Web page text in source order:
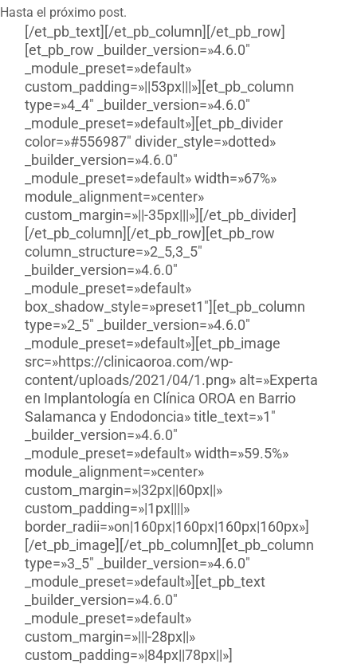
Hasta el próximo post.
[/et_pb_text][/et_pb_column][/et_pb_row]
[et_pb_row _builder_version=»4.6.0″
_module_preset=»default»
custom_padding=»||53px|||»][et_pb_column
type=»4_4″ _builder_version=»4.6.0″
_module_preset=»default»][et_pb_divider
color=»#556987″ divider_style=»dotted»
_builder_version=»4.6.0″
_module_preset=»default» width=»67%»
module_alignment=»center»
custom_margin=»||-35px|||»][/et_pb_divider]
[/et_pb_column][/et_pb_row][et_pb_row
column_structure=»2_5,3_5″
_builder_version=»4.6.0″
_module_preset=»default»
box_shadow_style=»preset1″][et_pb_column
type=»2_5″ _builder_version=»4.6.0″
_module_preset=»default»][et_pb_image
src=»https://clinicaoroa.com/wp-
content/uploads/2021/04/1.png» alt=»Experta
en Implantología en Clínica OROA en Barrio
Salamanca y Endodoncia» title_text=»1″
_builder_version=»4.6.0″
_module_preset=»default» width=»59.5%»
module_alignment=»center»
custom_margin=»|32px||60px||»
custom_padding=»|1px||||»
border_radii=»on|160px|160px|160px|160px»]
[/et_pb_image][/et_pb_column][et_pb_column
type=»3_5″ _builder_version=»4.6.0″
_module_preset=»default»][et_pb_text
_builder_version=»4.6.0″
_module_preset=»default»
custom_margin=»|||-28px||»
custom_padding=»|84px||78px||»]